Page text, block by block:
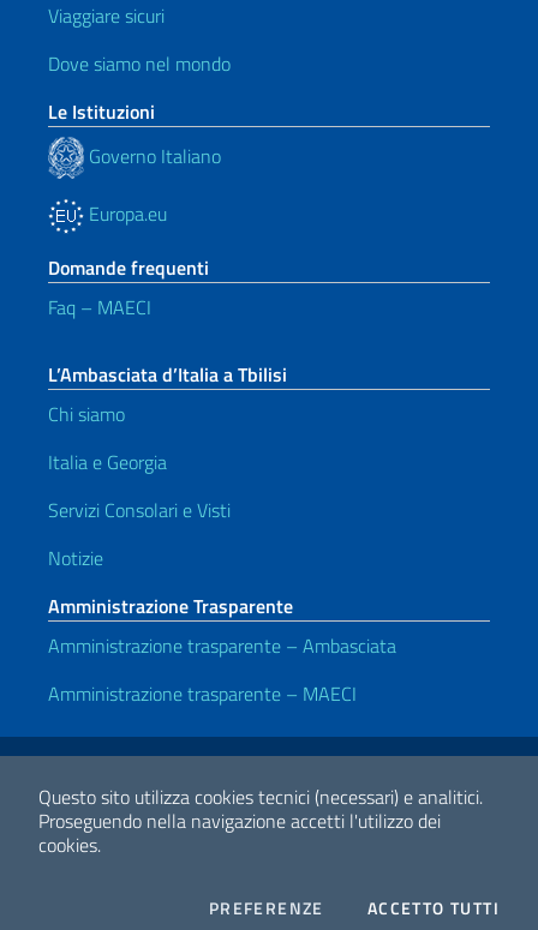
Questo sito utilizza cookies tecnici (necessari) e analitici.
Proseguendo nella navigazione accetti l'utilizzo dei
cookies.
PREFERENZE COOKIESACCETTO TUTTI
Viaggiare sicuri
Dove siamo nel mondo
Le Istituzioni
Governo Italiano
Europa.eu
Domande frequenti
Faq – MAECI
L’Ambasciata d’Italia a Tbilisi
Chi siamo
Italia e Georgia
Servizi Consolari e Visti
Notizie
Amministrazione Trasparente
Amministrazione trasparente – Ambasciata
Amministrazione trasparente – MAECI
Link Utili